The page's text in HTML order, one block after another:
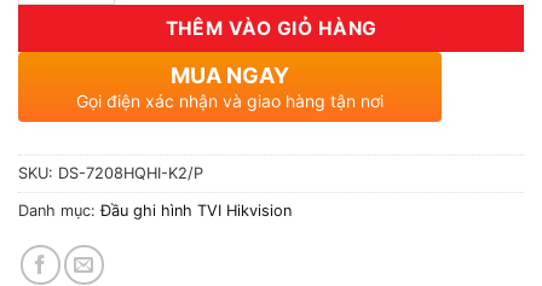
THÊM VÀO GIỎ HÀNG
MUA NGAY
Gọi điện xác nhận và giao hàng tận nơi
SKU: DS-7208HQHI-K2/P
Danh mục:Đầu ghi hình TVI Hikvision